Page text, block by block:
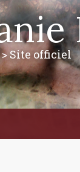
> Site officiel